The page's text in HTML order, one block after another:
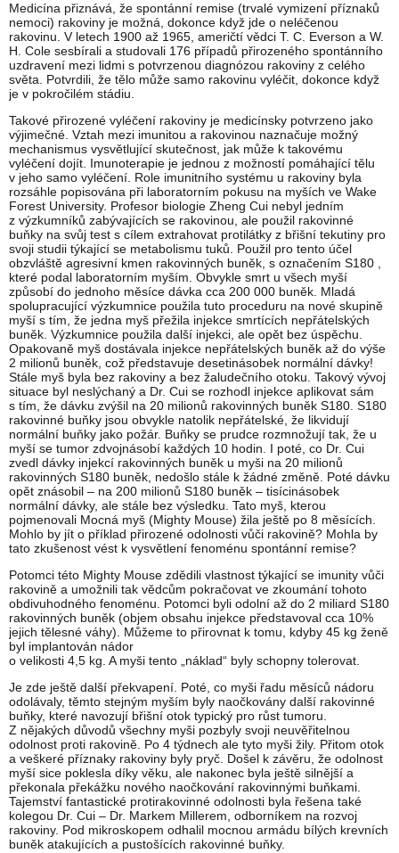
Medicína přiznává, že spontánní remise (trvalé vymizení příznaků
nemoci) rakoviny je možná, dokonce když jde o neléčenou
rakovinu. V letech 1900 až 1965, američtí vědci T. C. Everson a W.
H. Cole sesbírali a studovali 176 případů přirozeného spontánního
uzdravení mezi lidmi s potvrzenou diagnózou rakoviny z celého
světa. Potvrdili, že tělo může samo rakovinu vyléčit, dokonce když
je v pokročilém stádiu.
Takové přirozené vyléčení rakoviny je medicínsky potvrzeno jako
výjimečné. Vztah mezi imunitou a rakovinou naznačuje možný
mechanismus vysvětlující skutečnost, jak může k takovému
vyléčení dojít. Imunoterapie je jednou z možností pomáhající tělu
v jeho samo vyléčení. Role imunitního systému u rakoviny byla
rozsáhle popisována při laboratorním pokusu na myších ve Wake
Forest University. Profesor biologie Zheng Cui nebyl jedním
z výzkumníků zabývajících se rakovinou, ale použil rakovinné
buňky na svůj test s cílem extrahovat protilátky z břišní tekutiny pro
svoji studii týkající se metabolismu tuků. Použil pro tento účel
obzvláště agresivní kmen rakovinných buněk, s označením S180 ,
které podal laboratorním myším. Obvykle smrt u všech myší
způsobí do jednoho měsíce dávka cca 200 000 buněk. Mladá
spolupracující výzkumnice použila tuto proceduru na nové skupině
myší s tím, že jedna myš přežila injekce smrtících nepřátelských
buněk. Výzkumnice použila další injekci, ale opět bez úspěchu.
Opakovaně myš dostávala injekce nepřátelských buněk až do výše
2 milionů buněk, což představuje desetinásobek normální dávky!
Stále myš byla bez rakoviny a bez žaludečního otoku. Takový vývoj
situace byl neslýchaný a Dr. Cui se rozhodl injekce aplikovat sám
s tím, že dávku zvýšil na 20 milionů rakovinných buněk S180. S180
rakovinné buňky jsou obvykle natolik nepřátelské, že likvidují
normální buňky jako požár. Buňky se prudce rozmnožují tak, že u
myší se tumor zdvojnásobí každých 10 hodin. I poté, co Dr. Cui
zvedl dávky injekcí rakovinných buněk u myši na 20 milionů
rakovinných S180 buněk, nedošlo stále k žádné změně. Poté dávku
opět znásobil – na 200 milionů S180 buněk – tisícinásobek
normální dávky, ale stále bez výsledku. Tato myš, kterou
pojmenovali Mocná myš (Mighty Mouse) žila ještě po 8 měsících.
Mohlo by jít o příklad přirozené odolnosti vůči rakovině? Mohla by
tato zkušenost vést k vysvětlení fenoménu spontánní remise?
Potomci této Mighty Mouse zdědili vlastnost týkající se imunity vůči
rakovině a umožnili tak vědcům pokračovat ve zkoumání tohoto
obdivuhodného fenoménu. Potomci byli odolní až do 2 miliard S180
rakovinných buněk (objem obsahu injekce představoval cca 10%
jejich tělesné váhy). Můžeme to přirovnat k tomu, kdyby 45 kg ženě
byl implantován nádor
o velikosti 4,5 kg. A myši tento „náklad“ byly schopny tolerovat.
Je zde ještě další překvapení. Poté, co myši řadu měsíců nádoru
odolávaly, těmto stejným myším byly naočkovány další rakovinné
buňky, které navozují břišní otok typický pro růst tumoru.
Z nějakých důvodů všechny myši pozbyly svoji neuvěřitelnou
odolnost proti rakovině. Po 4 týdnech ale tyto myši žily. Přitom otok
a veškeré příznaky rakoviny byly pryč. Došel k závěru, že odolnost
myší sice poklesla díky věku, ale nakonec byla ještě silnější a
překonala překážku nového naočkování rakovinnými buňkami.
Tajemství fantastické protirakovinné odolnosti byla řešena také
kolegou Dr. Cui – Dr. Markem Millerem, odborníkem na rozvoj
rakoviny. Pod mikroskopem odhalil mocnou armádu bílých krevních
buněk atakujících a pustošících rakovinné buňky.